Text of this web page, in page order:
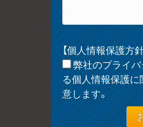
【個人情報保護方
弊社のプライ
る個人情報保護
意します。